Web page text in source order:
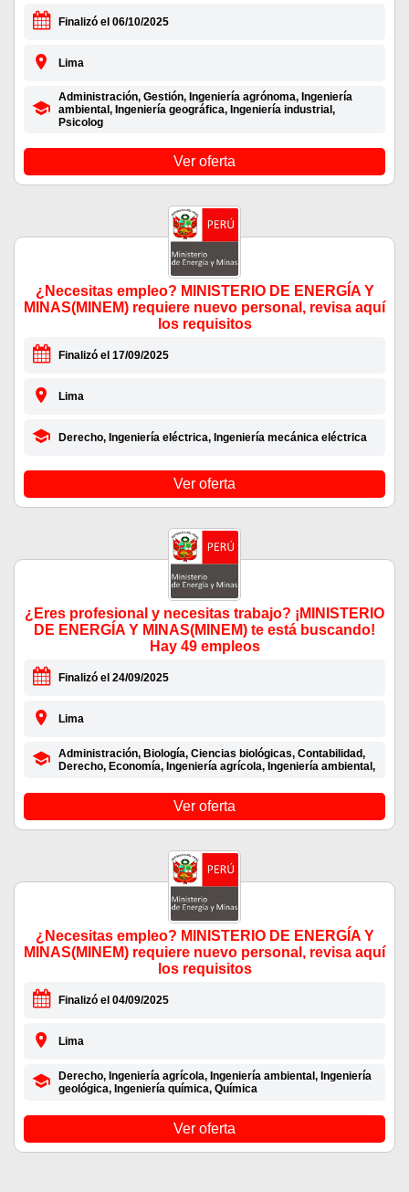
Finalizó el 06/10/2025
Lima
Administración, Gestión, Ingeniería agrónoma, Ingeniería
ambiental, Ingeniería geográfica, Ingeniería industrial,
Psicolog
Ver oferta
¿Necesitas empleo? MINISTERIO DE ENERGÍA Y
MINAS(MINEM) requiere nuevo personal, revisa aquí
los requisitos
Finalizó el 17/09/2025
Lima
Derecho, Ingeniería eléctrica, Ingeniería mecánica eléctrica
Ver oferta
¿Eres profesional y necesitas trabajo? ¡MINISTERIO
DE ENERGÍA Y MINAS(MINEM) te está buscando!
Hay 49 empleos
Finalizó el 24/09/2025
Lima
Administración, Biología, Ciencias biológicas, Contabilidad,
Derecho, Economía, Ingeniería agrícola, Ingeniería ambiental,
Ver oferta
¿Necesitas empleo? MINISTERIO DE ENERGÍA Y
MINAS(MINEM) requiere nuevo personal, revisa aquí
los requisitos
Finalizó el 04/09/2025
Lima
Derecho, Ingeniería agrícola, Ingeniería ambiental, Ingeniería
geológica, Ingeniería química, Química
Ver oferta